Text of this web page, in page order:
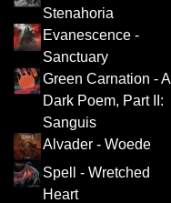
Stenahoria
Evanescence -
Sanctuary
Green Carnation - A
Dark Poem, Part II:
Sanguis
Alvader - Woede
Spell - Wretched
Heart